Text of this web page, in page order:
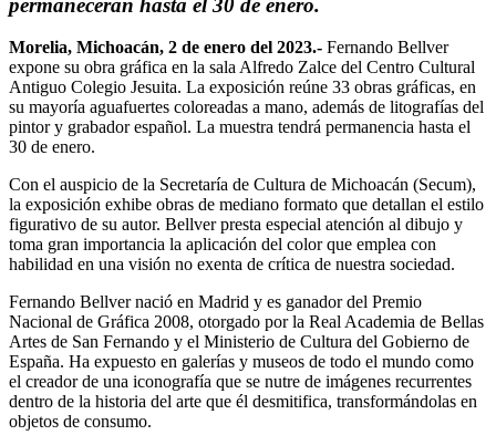
Morelia, Michoacán, 2 de enero del 2023.- Fernando Bellver
expone su obra gráfica en la sala Alfredo Zalce del Centro Cultural
Antiguo Colegio Jesuita. La exposición reúne 33 obras gráficas, en
su mayoría aguafuertes coloreadas a mano, además de litografías del
pintor y grabador español. La muestra tendrá permanencia hasta el
30 de enero.
Con el auspicio de la Secretaría de Cultura de Michoacán (Secum),
la exposición exhibe obras de mediano formato que detallan el estilo
figurativo de su autor. Bellver presta especial atención al dibujo y
toma gran importancia la aplicación del color que emplea con
habilidad en una visión no exenta de crítica de nuestra sociedad.
Fernando Bellver nació en Madrid y es ganador del Premio
Nacional de Gráfica 2008, otorgado por la Real Academia de Bellas
Artes de San Fernando y el Ministerio de Cultura del Gobierno de
España. Ha expuesto en galerías y museos de todo el mundo como
el creador de una iconografía que se nutre de imágenes recurrentes
dentro de la historia del arte que él desmitifica, transformándolas en
objetos de consumo.